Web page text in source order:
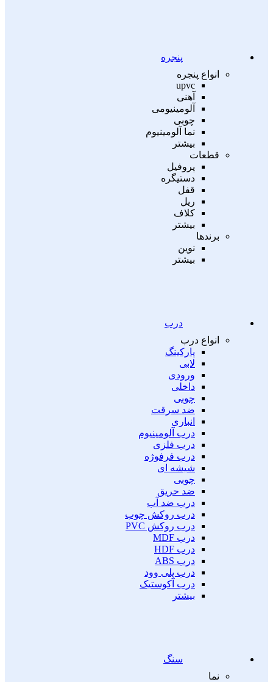
پنجره
انواع پنجره
upvc
آهنی
آلومینیومی
چوبی
نما آلومینیوم
بیشتر
قطعات
پروفیل
دستیگره
قفل
ریل
کلاف
بیشتر
برندها
نوین
بیشتر
درب
انواع درب
پارکینگ
لابی
ورودی
داخلی
چوبی
ضد سرقت
انباری
درب آلومینیوم
درب فلزی
درب فرفوژه
شیشه ای
چوبی
ضد حریق
درب ضد آب
درب روکش چوب
درب روکش PVC
درب MDF
درب HDF
درب ABS
درب پلی وود
درب آکوستیک
بیشتر
سنگ
نما